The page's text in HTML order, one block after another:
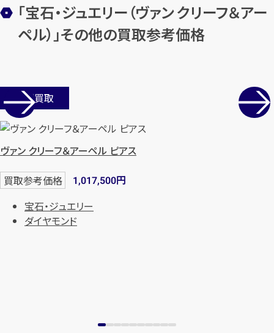
「宝石・ジュエリー（ヴァン クリーフ＆アー
ペル）」その他の買取参考価格
店舗買取
ヴァン クリーフ＆アーペル ピアス
買取参考価格 1,017,500円
宝石・ジュエリー
ダイヤモンド